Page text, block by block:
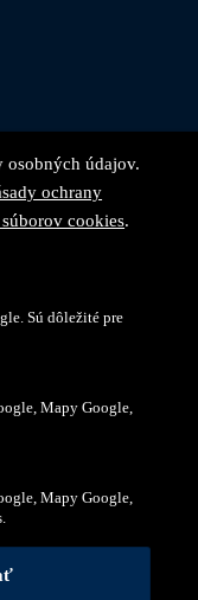
sieťach
technickú a
osobných údajov.
ochrany
cookies.
Sú dôležité pre
Mapy Google,
Mapy Google,